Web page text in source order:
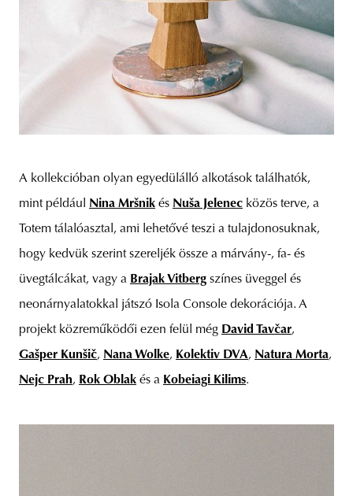
A kollekcióban olyan egyedülálló alkotások találhatók,
mint például Nina Mršnik és Nuša Jelenec közös terve, a
Totem tálalóasztal, ami lehetővé teszi a tulajdonosuknak,
hogy kedvük szerint szereljék össze a márvány-, fa- és
üvegtálcákat, vagy a Brajak Vitberg színes üveggel és
neonárnyalatokkal játszó Isola Console dekorációja. A
projekt közreműködői ezen felül még David Tavčar,
Gašper Kunšič, Nana Wolke, Kolektiv DVA, Natura Morta,
Nejc Prah, Rok Oblak és a Kobeiagi Kilims.